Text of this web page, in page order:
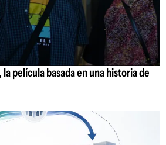
película basada en una historia de